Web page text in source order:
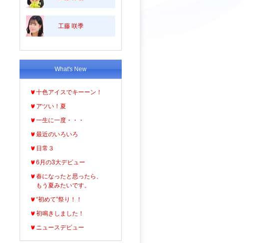
工藤 咲季
What's New
十色アイスでキーーン！
アツい！夏
一生に一度・・・
最近のいろいろ
日常３
6月の3大デビュー
春になったと思ったら、
もう夏みたいです。
“初めて”祭り！！
初鳴きしました！
ニュースデビュー